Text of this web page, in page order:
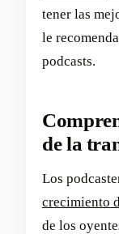
tener las
le
podcasts.
de la
Los
crecimiento
de los